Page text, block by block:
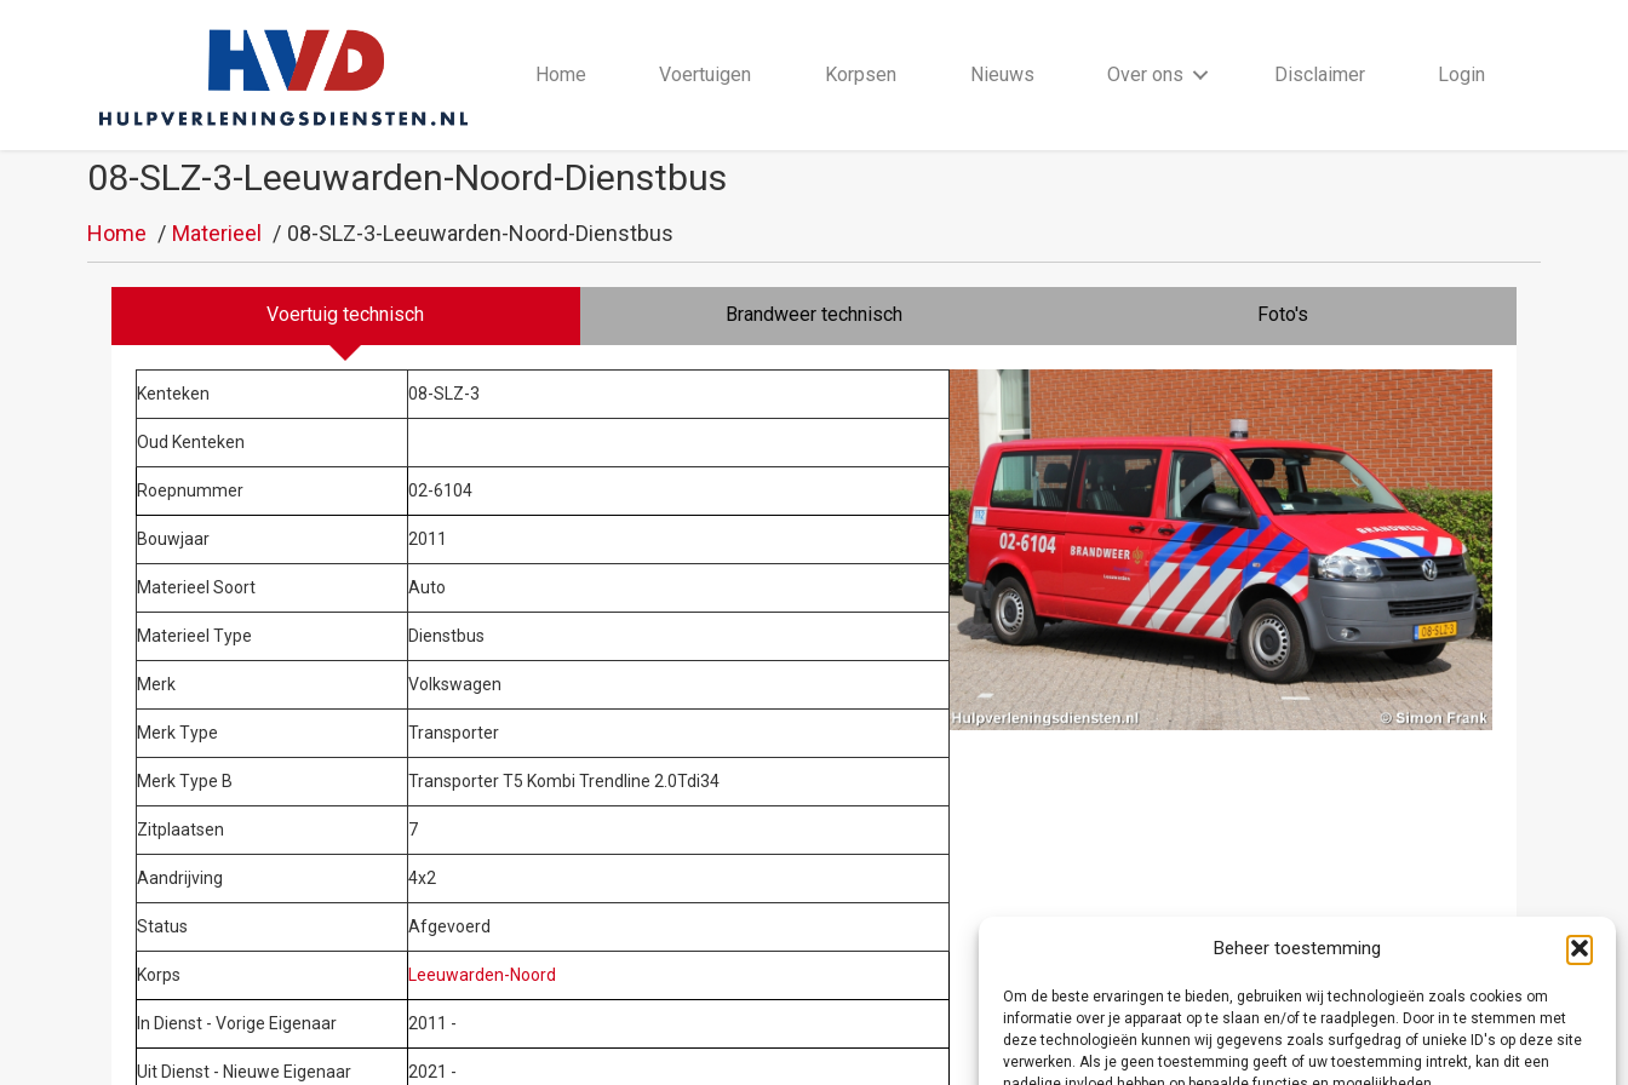
Beheer toestemming
Om de beste ervaringen te bieden, gebruiken wij technologieën zoals cookies om
informatie over je apparaat op te slaan en/of te raadplegen. Door in te stemmen met
deze technologieën kunnen wij gegevens zoals surfgedrag of unieke ID's op deze site
verwerken. Als je geen toestemming geeft of uw toestemming intrekt, kan dit een
Home Voertuigen Korpsen Nieuws Over ons Disclaimer Login
08-SLZ-3-Leeuwarden-Noord-Dienstbus
Home Materieel 08-SLZ-3-Leeuwarden-Noord-Dienstbus
Voertuig technisch Brandweer technisch Foto's
Kenteken 08-SLZ-3
Oud Kenteken
Roepnummer 02-6104
Bouwjaar 2011
Materieel Soort Auto
Materieel Type Dienstbus
Merk Volkswagen
Merk Type Transporter
Merk Type B Transporter T5 Kombi Trendline 2.0Tdi34
Zitplaatsen 7
Aandrijving 4x2
Status Afgevoerd
Korps Leeuwarden-Noord
In Dienst - Vorige Eigenaar 2011 -
Uit Dienst - Nieuwe Eigenaar 2021 -